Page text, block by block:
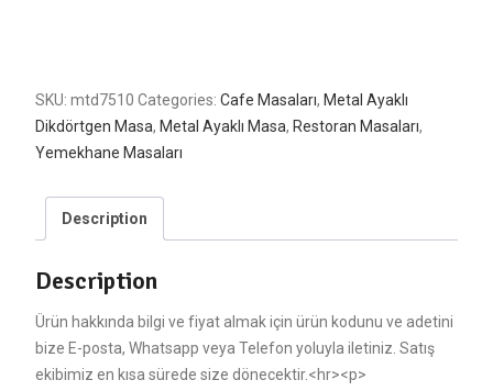
SKU: mtd7510 Categories: Cafe Masaları, Metal Ayaklı
Dikdörtgen Masa, Metal Ayaklı Masa, Restoran Masaları,
Yemekhane Masaları
Description
Description
Ürün hakkında bilgi ve fiyat almak için ürün kodunu ve adetini
bize E-posta, Whatsapp veya Telefon yoluyla iletiniz. Satış
ekibimiz en kısa sürede size dönecektir.<hr><p>